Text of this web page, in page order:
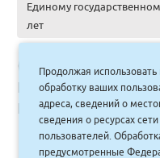
Единому
лет
(Русский) В
исполняется
Продолжая использовать
обработку ваших
адреса, сведений о
сведения о ресурсах
пользователей.
предусмотренные